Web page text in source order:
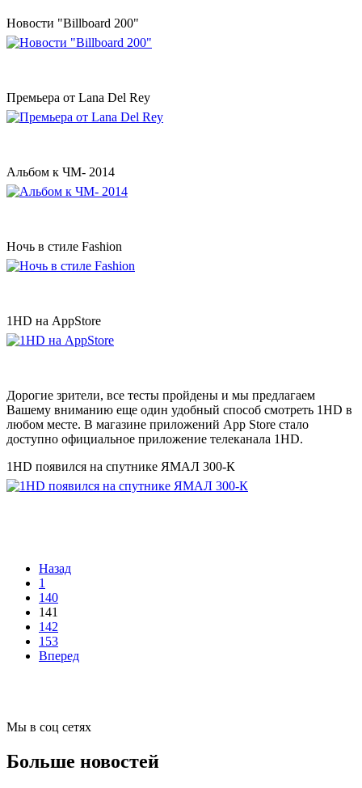
Новости "Billboard 200"
Премьера от Lana Del Rey
Альбом к ЧМ- 2014
Ночь в стиле Fashion
1HD на AppStore
Дорогие зрители, все тесты пройдены и мы предлагаем
Вашему вниманию еще один удобный способ смотреть 1HD в
любом месте. В магазине приложений App Store стало
доступно официальное приложение телеканала 1HD.
1HD появился на спутнике ЯМАЛ 300-К
Назад
1
140
141
142
153
Вперед
Мы в соц сетях
Больше новостей